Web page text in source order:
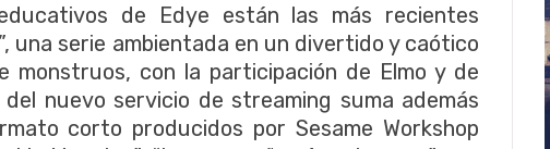
de Edye están las más recientes
una serie ambientada en un divertido y caótico
monstruos, con la participación de Elmo y de
nuevo servicio de streaming suma además
corto producidos por Sesame Workshop